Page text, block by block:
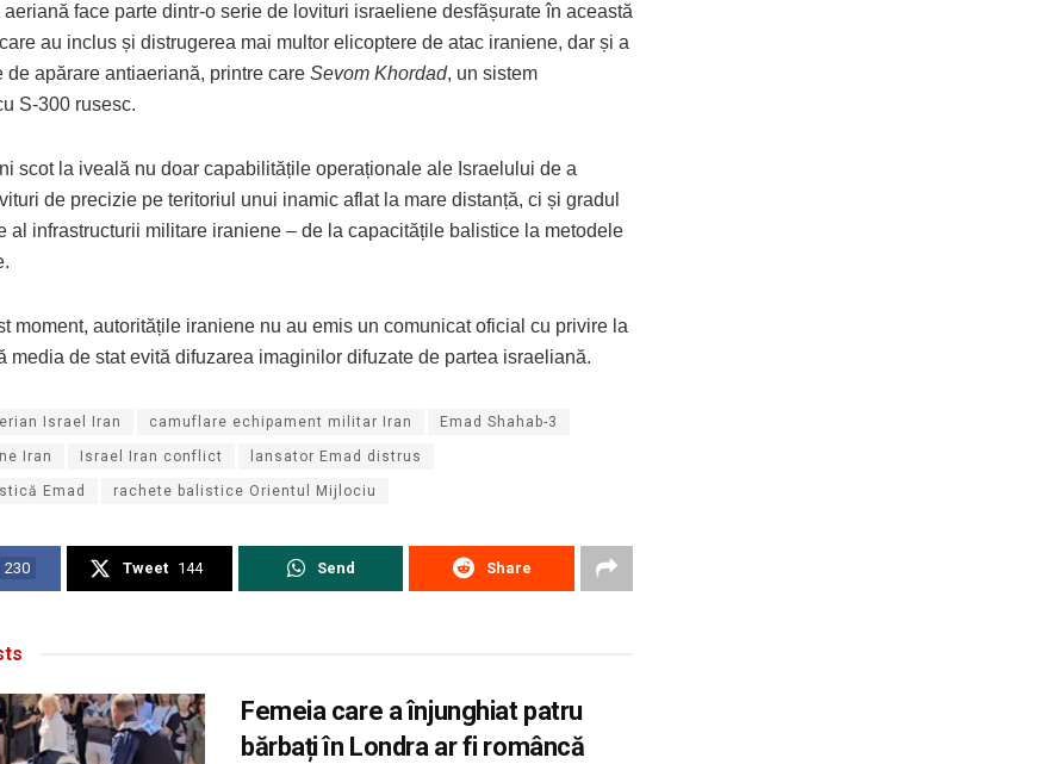
face parte dintr-o serie de lovituri israeliene desfășurate în această
au inclus și distrugerea mai multor elicoptere de atac iraniene, dar și a
de apărare antiaeriană, printre care Sevom Khordad, un sistem
S-300 rusesc.
scot la iveală nu doar capabilitățile operaționale ale Israelului de a
de precizie pe teritoriul unui inamic aflat la mare distanță, ci și gradul
al infrastructurii militare iraniene – de la capacitățile balistice la metodele
moment, autoritățile iraniene nu au emis un comunicat oficial cu privire la
media de stat evită difuzarea imaginilor difuzate de partea israeliană.
Israel Iran camuflare echipament militar Iran Emad Shahab-3
Iran Israel Iran conflict lansator Emad distrus
Emad rachete balistice Orientul Mijlociu
230 Tweet 144 Send Share
Femeia care a înjunghiat patru
bărbați în Londra ar fi româncă